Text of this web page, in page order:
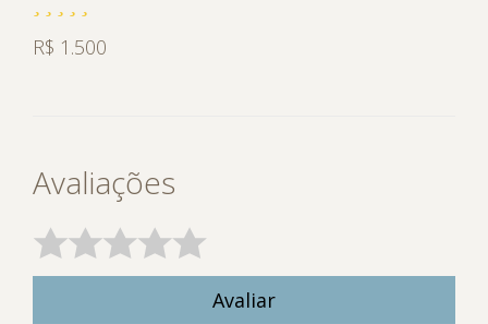
R$ 1.500
Avaliações
Avaliar